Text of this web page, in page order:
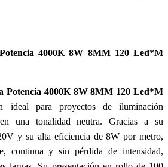
4000K 8W 8MM 120 Led*M
Potencia 4000K 8W 8MM 120 Led*M
ideal para proyectos de iluminación
una tonalidad neutra. Gracias a su
y su alta eficiencia de 8W por metro,
continua y sin pérdida de intensidad,